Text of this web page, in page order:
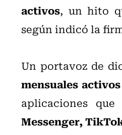
activos, un hito
según indicó la
Un portavoz de
mensuales
aplicaciones
Messenger,